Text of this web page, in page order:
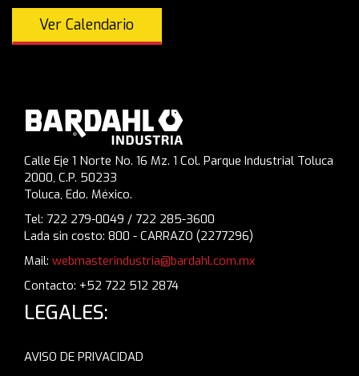
Ver Calendario
Calle Eje 1 Norte No. 16 Mz. 1 Col. Parque Industrial Toluca
2000, C.P. 50233
Toluca, Edo. México.
Tel: 722 279-0049 / 722 285-3600
Lada sin costo: 800 - CARRAZO (2277296)
Mail: webmasterindustria@bardahl.com.mx
Contacto: +52 722 512 2874
LEGALES:
AVISO DE PRIVACIDAD